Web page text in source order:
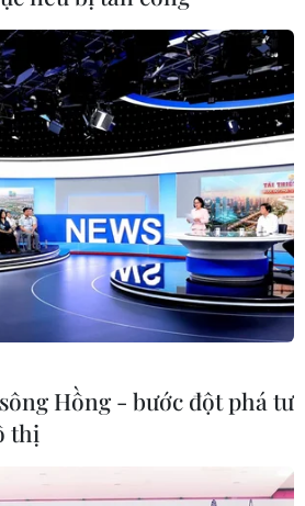
(TTXVN/Vietnam+)
trợ TP. Hà Nội
Hồng - bước đột phá tư
thị